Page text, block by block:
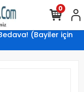
(Bayiler için
0